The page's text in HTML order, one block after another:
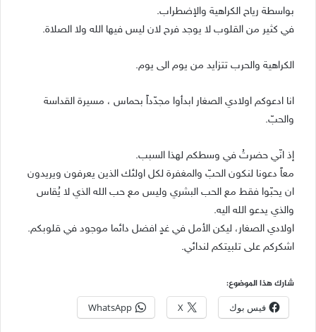
بواسطة رياح الكراهية والإضطراب.
في كثير من القلوب لا يوجد فرح لان ليس فيها الله ولا الصلاة.
الكراهية والحرب تتزايد من يوم الى يوم.
انا ادعوكم اولادي الصغار ابدأوا مجدّداً بحماس ، مسيرة القداسة
والحبّ.
إذ انّي حضرتُ في وسطكم لهذا السبب.
معاً دعونا لنكون الحبّ والمغفرة لكل اولئك الذين يعرفون ويريدون
ان يحبّوا فقط مع الحب البشري وليس مع حب الله الذي لا يُقاس
والذي يدعو الله اليه.
اولادي الصغار، ليكن الأمل في غدٍ افضل دائما موجود في قلوبكم.
اشكركم على تلبيتكم لندائي.
شارك هذا الموضوع:
فيس بوك X
WhatsApp